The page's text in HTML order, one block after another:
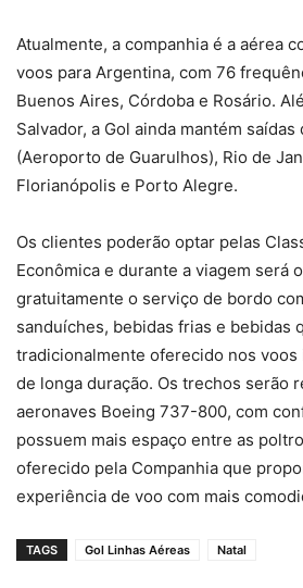
Atualmente, a companhia é a aérea
voos para Argentina, com 76
Buenos Aires, Córdoba e Rosário.
Salvador, a Gol ainda mantém saídas
(Aeroporto de Guarulhos), Rio de
Florianópolis e Porto Alegre.
Os clientes poderão optar pelas
Econômica e durante a viagem será
gratuitamente o serviço de bordo
sanduíches, bebidas frias e bebidas
tradicionalmente oferecido nos voos
de longa duração. Os trechos serão
aeronaves Boeing 737-800, com
possuem mais espaço entre as
oferecido pela Companhia que
experiência de voo com mais
TAGS Gol Linhas Aéreas Natal